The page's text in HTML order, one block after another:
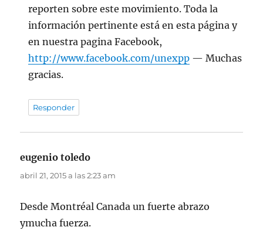
reporten sobre este movimiento. Toda la
información pertinente está en esta página y
en nuestra pagina Facebook,
http://www.facebook.com/unexpp — Muchas
gracias.
Responder
eugenio toledo
abril 21, 2015 a las 2:23 am
Desde Montréal Canada un fuerte abrazo
ymucha fuerza.